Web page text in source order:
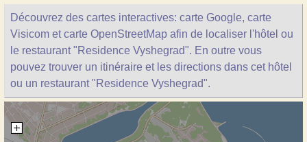
Découvrez des cartes interactives: carte Google, carte
Visicom et carte OpenStreetMap afin de localiser l'hôtel ou
le restaurant "Residence Vyshegrad". En outre vous
pouvez trouver un itinéraire et les directions dans cet hôtel
ou un restaurant "Residence Vyshegrad".